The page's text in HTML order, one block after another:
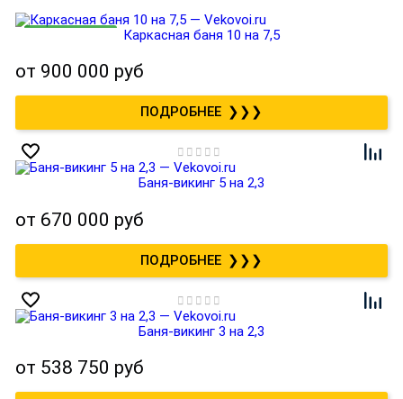
Каркасная баня 10 на 7,5
от 900 000 руб
❯❯❯
Баня-викинг 5 на 2,3
от 670 000 руб
❯❯❯
Баня-викинг 3 на 2,3
от 538 750 руб